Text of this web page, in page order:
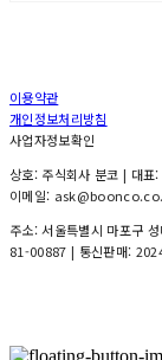
이용약관
개인정보처리방침
사업자정보확인
상호: 주식회사 분코 | 대
이메일:
주소: 서울특별시 마포구
81-00887 | 통신판매: